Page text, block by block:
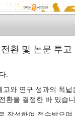
T
o
e
n
환 및 논문 투고
.
와 연구 성과의 폭넓
환을 결정한 바 있습